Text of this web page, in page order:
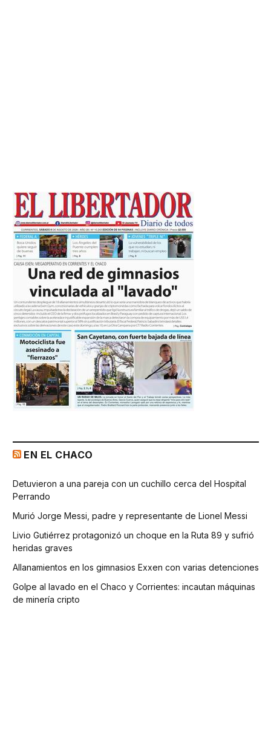
EN EL CHACO
Detuvieron a una pareja con un cuchillo cerca del Hospital
Perrando
Murió Jorge Messi, padre y representante de Lionel Messi
Livio Gutiérrez protagonizó un choque en la Ruta 89 y sufrió
heridas graves
Allanamientos en los gimnasios Exxen con varias detenciones
Golpe al lavado en el Chaco y Corrientes: incautan máquinas
de minería cripto